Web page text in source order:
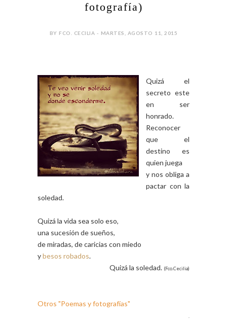
fotografía)
BY FCO. CECILIA - MARTES, AGOSTO 11, 2015
Quizá el
secreto este
en ser
honrado.
Reconocer
que el
destino es
quien juega
y nos obliga a
pactar con la
soledad.
Quizá la vida sea solo eso,
una sucesión de sueños,
de miradas, de caricias con miedo
ybesos robados.
Quizá la soledad. (Fco.Cecilia)
Otros "Poemas y fotografías"
.